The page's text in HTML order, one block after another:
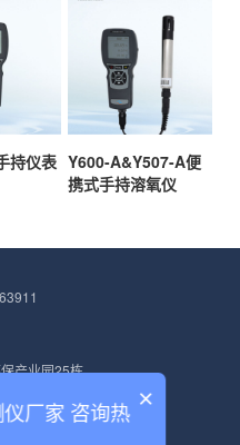
持仪表 Y600-A&Y507-A便
携式手持溶氧仪
产业园25栋
限公司 版权所有
安备 32059002003468号
×
厂家 咨询热